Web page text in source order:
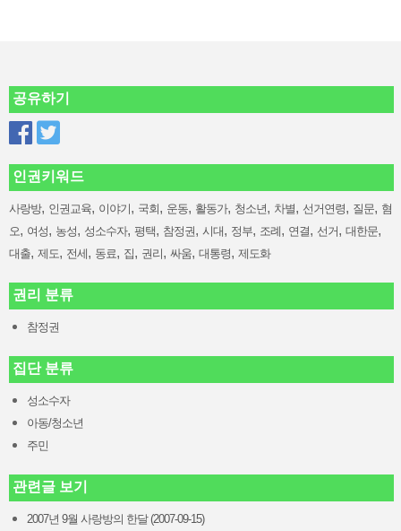
공유하기
인권키워드
사랑방, 인권교육, 이야기, 국회, 운동, 활동가, 청소년, 차별, 선거연령, 질문, 혐
오, 여성, 농성, 성소수자, 평택, 참정권, 시대, 정부, 조례, 연결, 선거, 대한문,
대출, 제도, 전세, 동료, 집, 권리, 싸움, 대통령, 제도화
권리 분류
참정권
집단 분류
성소수자
아동/청소년
주민
관련글 보기
2007년 9월 사랑방의 한달 (2007-09-15)